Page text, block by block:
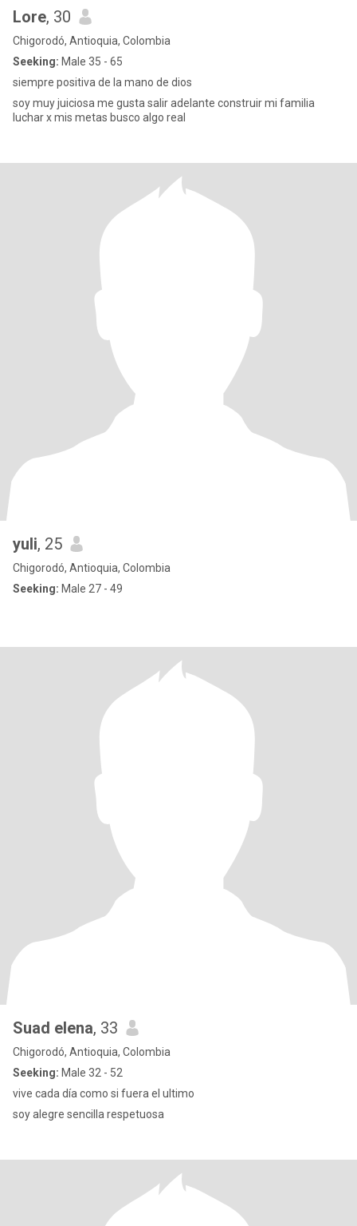
Lore, 30
Chigorodó, Antioquia, Colombia
Seeking: Male 35 - 65
siempre positiva de la mano de dios
soy muy juiciosa me gusta salir adelante construir mi familia
luchar x mis metas busco algo real
yuli, 25
Chigorodó, Antioquia, Colombia
Seeking: Male 27 - 49
Suad elena, 33
Chigorodó, Antioquia, Colombia
Seeking: Male 32 - 52
vive cada día como si fuera el ultimo
soy alegre sencilla respetuosa